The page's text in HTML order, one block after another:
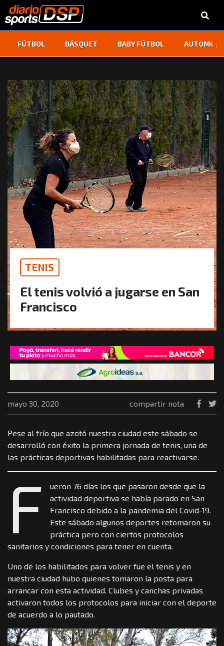
FÚTBOL BÁSQUET BABY FÚTBOL ‹ ›
TENIS
El tenis volvió a jugarse en San
Francisco
mayo 30, 2020 compartir nota
Pese al frío que azotó nuestra ciudad este sábado se
desarrolló con éxito la primera jornada de tenis, una de
las prácticas deportivas habilitadas para reactivarse.
F
ueron 76 días los que pasaron desde que la
actividad deportiva se había parado en San
Francisco debido a la pandemia del Covid-19.
Este sábado algunos deportes retomaron su
práctica pero con ciertos protocolos
sanitarios y condiciones para tener en cuenta.
Uno de los habilitados para volver fue el tenis y en
nuestra ciudad hubo quienes tomaron la posta para
arrancar con esta actividad. Clubes y canchas privadas
activaron todos los protocolos para iniciar con el deporte
de acuerdo a lo pautado.